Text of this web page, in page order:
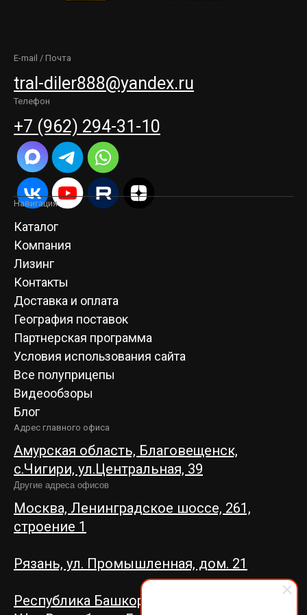
E-mail / Почта
tral-diler888@yandex.ru
Телефон
+7 (962) 294-31-10
Навигация
Каталог
Компания
Лизинг
Контакты
Доставка и оплата
География поставок
Партнерская программа
Условия использования сайта
Все полуприцепы
Видеообзоры
Блог
Адрес главного офиса
Амурская область, Благовещенск,
c.Чигири, ул.Центральная, 39
Другие адреса офисов
Москва, Ленинградское шоссе, 261,
строение 1
Рязань, ул. Промышленная, дом. 21
Республика Башкортостан, г.